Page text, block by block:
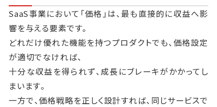
SaaS事業において「価格」は、最も直接的に収益へ影
響を与える要素です。
どれだけ優れた機能を持つプロダクトでも、価格設定
が適切でなければ、
十分な収益を得られず、成長にブレーキがかかってし
まいます。
一方で、価格戦略を正しく設計すれば、同じサービスで